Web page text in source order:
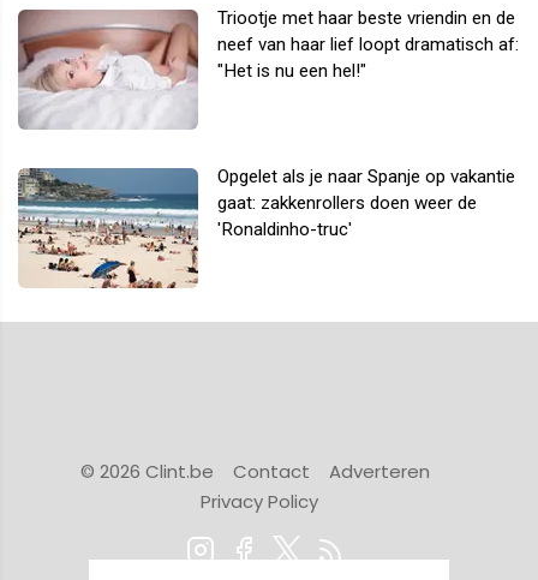
Triootje met haar beste vriendin en de
neef van haar lief loopt dramatisch af:
"Het is nu een hel!"
Opgelet als je naar Spanje op vakantie
gaat: zakkenrollers doen weer de
'Ronaldinho-truc'
© 2026 Clint.be Contact
Adverteren
Privacy Policy